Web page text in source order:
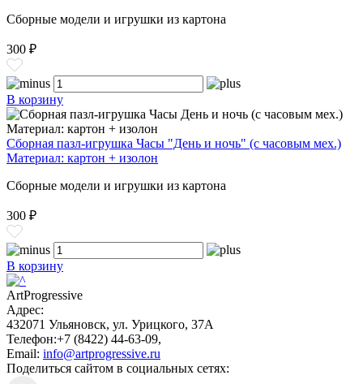
Сборные модели и игрушки из картона
300 ₽
В корзину
Сборная пазл-игрушка Часы "День и ночь" (с часовым мех.)
Материал: картон + изолон
Сборные модели и игрушки из картона
300 ₽
В корзину
ArtProgressive
Адрес:
432071 Ульяновск, ул. Урицкого, 37А
Телефон:+7 (8422) 44-63-09,
Email: info@artprogressive.ru
Поделиться сайтом в социальных сетях: